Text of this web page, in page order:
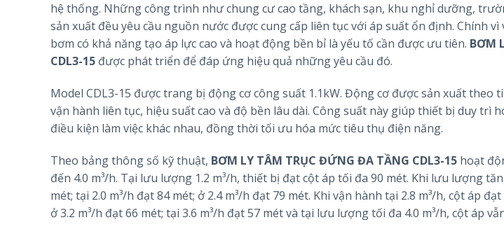
hệ thống. Những công trình như chung cư cao tầng, khách sạn, khu nghỉ dưỡng,
sản xuất đều yêu cầu nguồn nước được cung cấp liên tục với áp suất ổn định. Chính
bơm có khả năng tạo áp lực cao và hoạt động bền bỉ là yếu tố cần được ưu tiên. BƠM
CDL3-15 được phát triển để đáp ứng hiệu quả những yêu cầu đó.
Model CDL3-15 được trang bị động cơ công suất 1.1kW. Động cơ được sản xuất theo
vận hành liên tục, hiệu suất cao và độ bền lâu dài. Công suất này giúp thiết bị duy trì
điều kiện làm việc khác nhau, đồng thời tối ưu hóa mức tiêu thụ điện năng.
Theo bảng thông số kỹ thuật, BƠM LY TÂM TRỤC ĐỨNG ĐA TẦNG CDL3-15 hoạt
đến 4.0 m³/h. Tại lưu lượng 1.2 m³/h, thiết bị đạt cột áp tối đa 90 mét. Khi lưu lượng
mét; tại 2.0 m³/h đạt 84 mét; ở 2.4 m³/h đạt 79 mét. Khi vận hành tại 2.8 m³/h, cột áp
ở 3.2 m³/h đạt 66 mét; tại 3.6 m³/h đạt 57 mét và tại lưu lượng tối đa 4.0 m³/h, cột áp